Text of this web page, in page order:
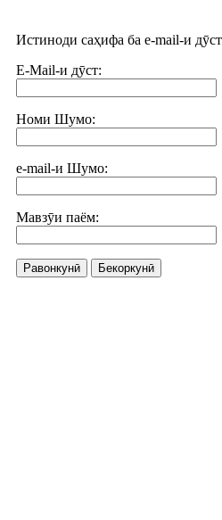
Истиноди саҳифа ба e-mail-и
E-Mail-и дӯст:
Номи Шумо:
e-mail-и Шумо:
Мавзӯи паём:
Равонкунӣ Бекоркунӣ